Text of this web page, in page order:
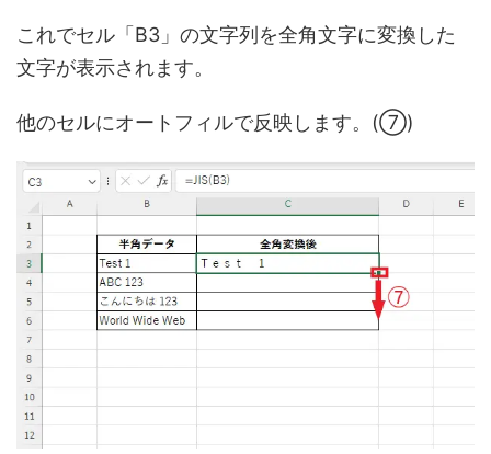
これでセル「B3」の文字列を全角文字に変換した
文字が表示されます。
他のセルにオートフィルで反映します。(⑦)